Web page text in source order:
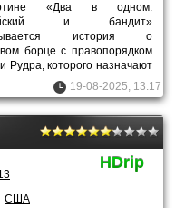
«Два в одном:
и бандит»
история о
борце с правопорядком
Рудра, которого назначают
полицейского в город
Заняв
19-08-2025, 13:17
HDrip
США